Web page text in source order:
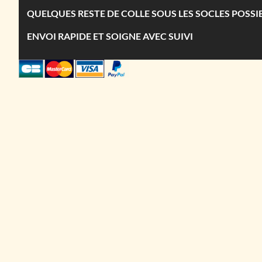
QUELQUES RESTE DE COLLE SOUS LES SOCLES
ENVOI RAPIDE ET SOIGNE AVEC SUIVI